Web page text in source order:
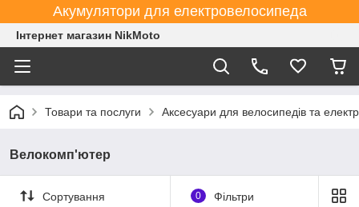
Акумулятори для електровелосипеда
Інтернет магазин NikMoto
Товари та послуги Аксесуари для велосипедів та
Велокомп'ютер
Сортування 0 Фільтри